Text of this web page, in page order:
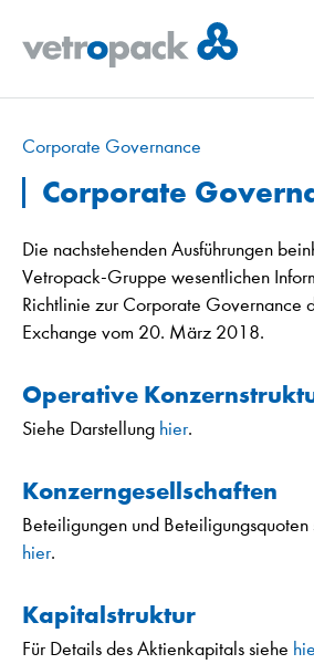
Corporate Governance
Corporate
Die nachstehenden Ausführungen
Vetropack-Gruppe wesentlichen
Richtlinie zur Corporate Governance
Exchange vom 20. März 2018.
Operative
Siehe Darstellung hier.
Konzerngesellschaften
Beteiligungen und Beteiligungsquoten
hier.
Kapitalstruktur
Für Details des Aktienkapitals siehe